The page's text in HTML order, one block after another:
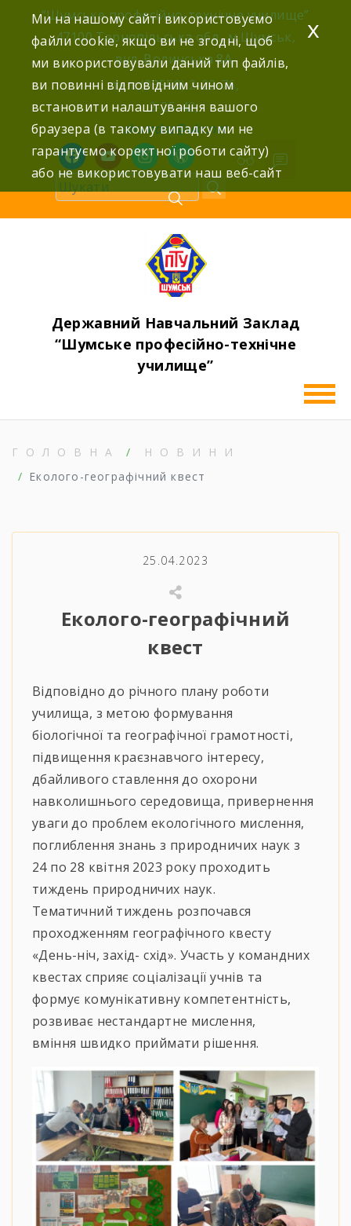
content
“Шумське професійно-технічне училище”
47100 Тернопільська обл., м.Шумськ,
вул. Волинська 8А,
тел: (03558) 2-22-76,
2-25-42,
shumdnz@ukr.net
facebookyoutubeinstagramwordpress
Державний Навчальний Заклад
“Шумське професійно-технічне
училище”
ГОЛОВНА
НОВИНИ
Еколого-географічний квест
25.04.2023
Еколого-географічний
квест
Відповідно до річного плану роботи
училища, з метою формування
біологічної та географічної грамотності,
підвищення краєзнавчого інтересу,
дбайливого ставлення до охорони
навколишнього середовища, привернення
уваги до проблем екологічного мислення,
поглиблення знань з природничих наук з
24 по 28 квітня 2023 року проходить
тиждень природничих наук.
Тематичний тиждень розпочався
проходженням географічного квесту
«День-ніч, захід- схід». Участь у командних
квестах сприяє соціалізації учнів та
формує комунікативну компетентність,
розвиває нестандартне мислення,
вміння швидко приймати рішення.
Ми на нашому сайті використовуємо
файли cookie, якщо ви не згодні, щоб
ми використовували даний тип файлів,
ви повинні відповідним чином
встановити налаштування вашого
браузера (в такому випадку ми не
гарантуємо коректної роботи сайту)
або не використовувати наш веб-сайт
x